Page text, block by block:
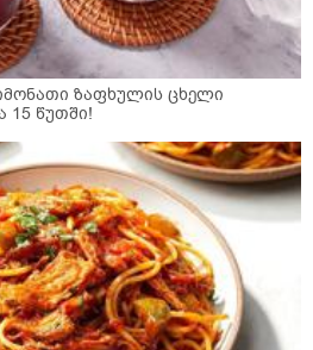
ზაფხულის ცხელი
15 წუთში!